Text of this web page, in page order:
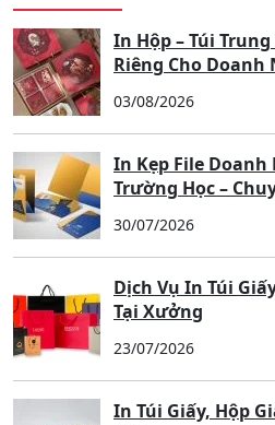
In Hộp – Túi
Riêng Cho Doanh
03/08/2026
In Kẹp File Doanh
Trường Học –
30/07/2026
Dịch Vụ In Túi
Tại Xưởng
23/07/2026
In Túi Giấy, Hộp